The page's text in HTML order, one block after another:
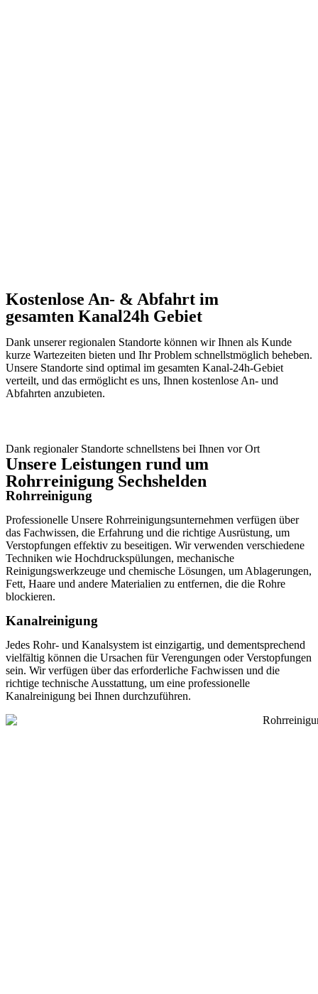
Kostenlose An- & Abfahrt im
gesamten Kanal24h Gebiet
Dank unserer regionalen Standorte können wir Ihnen als Kunde
kurze Wartezeiten bieten und Ihr Problem schnellstmöglich beheben.
Unsere Standorte sind optimal im gesamten Kanal-24h-Gebiet
verteilt, und das ermöglicht es uns, Ihnen kostenlose An- und
Abfahrten anzubieten.
Dank regionaler Standorte schnellstens bei Ihnen vor Ort
Unsere Leistungen rund um
Rohrreinigung Sechshelden
Rohrreinigung
Professionelle Unsere Rohrreinigungsunternehmen verfügen über
das Fachwissen, die Erfahrung und die richtige Ausrüstung, um
Verstopfungen effektiv zu beseitigen. Wir verwenden verschiedene
Techniken wie Hochdruckspülungen, mechanische
Reinigungswerkzeuge und chemische Lösungen, um Ablagerungen,
Fett, Haare und andere Materialien zu entfernen, die die Rohre
blockieren.
Kanalreinigung
Jedes Rohr- und Kanalsystem ist einzigartig, und dementsprechend
vielfältig können die Ursachen für Verengungen oder Verstopfungen
sein. Wir verfügen über das erforderliche Fachwissen und die
richtige technische Ausstattung, um eine professionelle
Kanalreinigung bei Ihnen durchzuführen.